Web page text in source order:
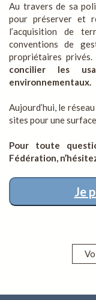
Au travers de sa
pour préserver et
l’acquisition de
conventions de
propriétaires privés.
concilier les
environnementaux.
Aujourd’hui, le
sites pour une
Pour toute
Fédération,
Je